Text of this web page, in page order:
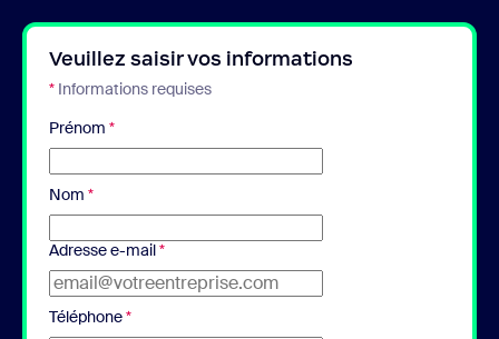
Veuillez saisir vos informations
* Informations requises
Prénom *
Nom *
Adresse e-mail*
Téléphone*